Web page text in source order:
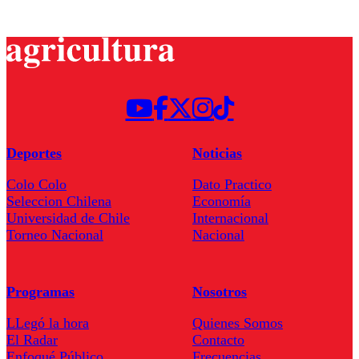
Deportes
Colo Colo
Seleccion Chilena
Universidad de Chile
Torneo Nacional
Noticias
Dato Practico
Economía
Internacional
Nacional
Programas
LLegó la hora
El Radar
Nosotros
Quienes Somos
Contacto